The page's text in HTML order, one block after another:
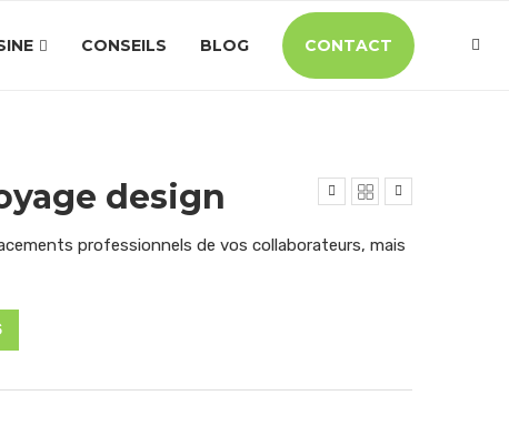
CONSEILS BLOG CONTACT
design
professionnels de vos collaborateurs, mais